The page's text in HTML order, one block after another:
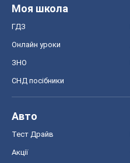
Моя школа
ГДЗ
Онлайн уроки
ЗНО
СНД посібники
Авто
Тест Драйв
Акції